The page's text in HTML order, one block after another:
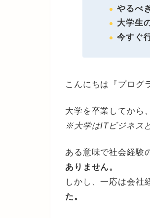
やるべ
大学生
今すぐ
こんにちは『プログ
大学を卒業してから
※大学はITビジネス
ある意味で社会経験
ありません。
しかし、一応は会社
た。